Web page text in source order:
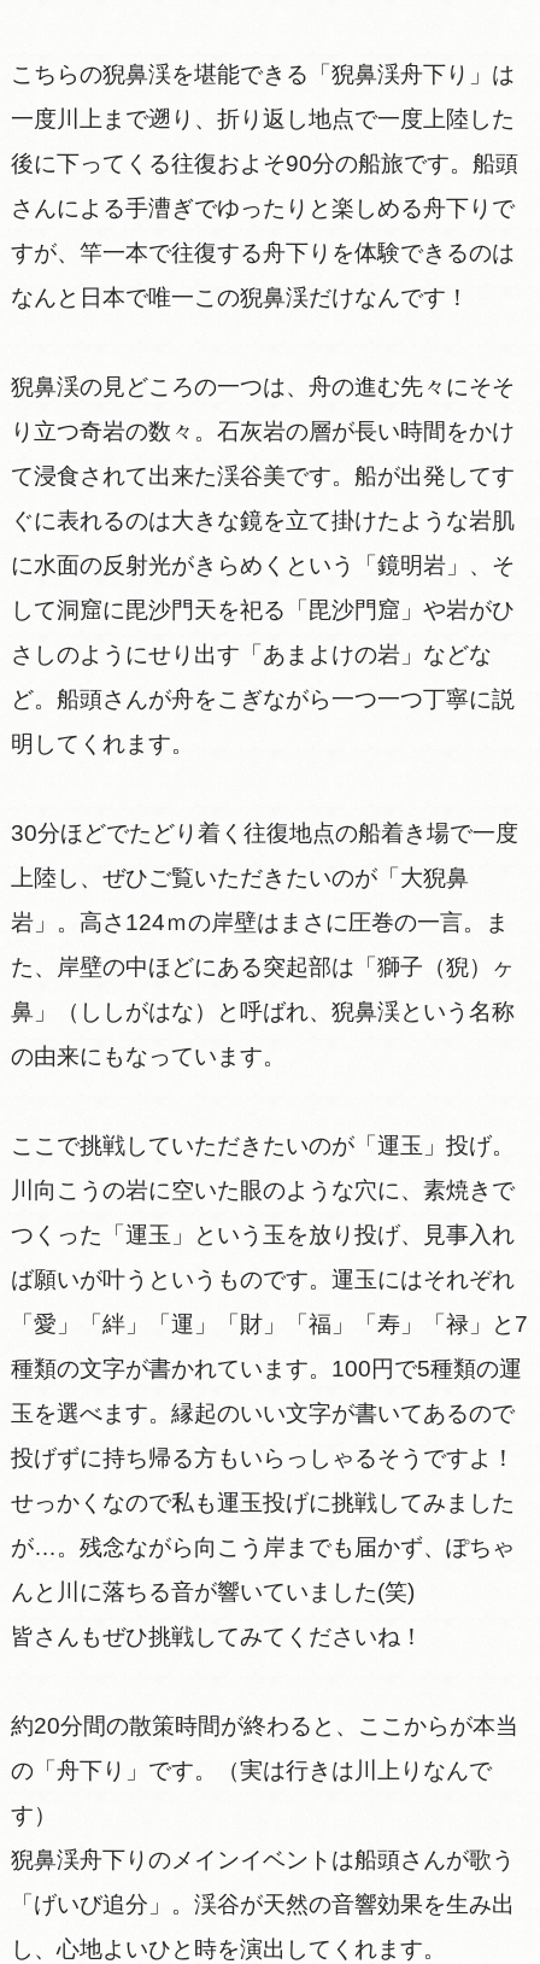
こちらの猊鼻渓を堪能できる「猊鼻渓舟下り」は
一度川上まで遡り、折り返し地点で一度上陸した
後に下ってくる往復およそ90分の船旅です。船頭
さんによる手漕ぎでゆったりと楽しめる舟下りで
すが、竿一本で往復する舟下りを体験できるのは
なんと日本で唯一この猊鼻渓だけなんです！
猊鼻渓の見どころの一つは、舟の進む先々にそそ
り立つ奇岩の数々。石灰岩の層が長い時間をかけ
て浸食されて出来た渓谷美です。船が出発してす
ぐに表れるのは大きな鏡を立て掛けたような岩肌
に水面の反射光がきらめくという「鏡明岩」、そ
して洞窟に毘沙門天を祀る「毘沙門窟」や岩がひ
さしのようにせり出す「あまよけの岩」などな
ど。船頭さんが舟をこぎながら一つ一つ丁寧に説
明してくれます。
30分ほどでたどり着く往復地点の船着き場で一度
上陸し、ぜひご覧いただきたいのが「大猊鼻
岩」。高さ124ｍの岸壁はまさに圧巻の一言。ま
た、岸壁の中ほどにある突起部は「獅子（猊）ヶ
鼻」（ししがはな）と呼ばれ、猊鼻渓という名称
の由来にもなっています。
ここで挑戦していただきたいのが「運玉」投げ。
川向こうの岩に空いた眼のような穴に、素焼きで
つくった「運玉」という玉を放り投げ、見事入れ
ば願いが叶うというものです。運玉にはそれぞれ
「愛」「絆」「運」「財」「福」「寿」「禄」と7
種類の文字が書かれています。100円で5種類の運
玉を選べます。縁起のいい文字が書いてあるので
投げずに持ち帰る方もいらっしゃるそうですよ！
せっかくなので私も運玉投げに挑戦してみました
が…。残念ながら向こう岸までも届かず、ぽちゃ
んと川に落ちる音が響いていました(笑)
皆さんもぜひ挑戦してみてくださいね！
約20分間の散策時間が終わると、ここからが本当
の「舟下り」です。（実は行きは川上りなんで
す）
猊鼻渓舟下りのメインイベントは船頭さんが歌う
「げいび追分」。渓谷が天然の音響効果を生み出
し、心地よいひと時を演出してくれます。